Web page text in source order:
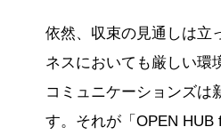
依然、収束の見通しは立
ネスにおいても厳しい環
コミュニケーションズは
す。それが「OPEN HUB